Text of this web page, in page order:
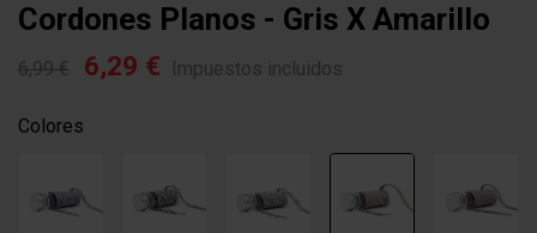
Cordones Planos - Gris X Amarillo
6,99 € 6,29 € Impuestos incluidos
Colores